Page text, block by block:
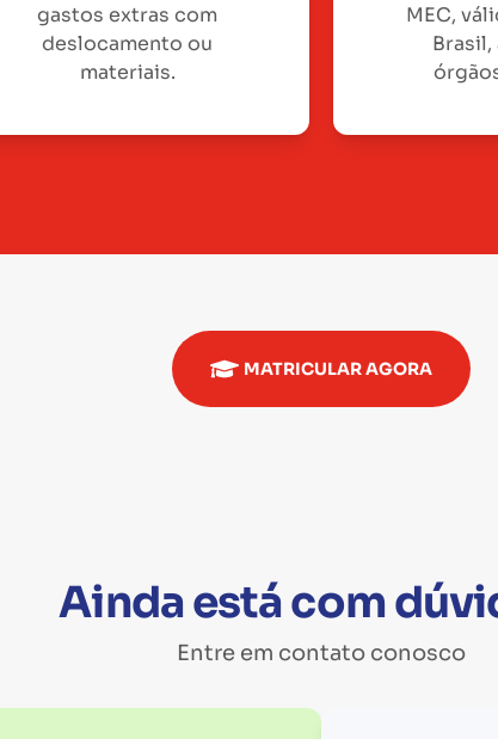
gastos extras com
deslocamento ou
materiais.
MEC,
MATRICULAR AGORA
Ainda está com
Entre em contato conosco